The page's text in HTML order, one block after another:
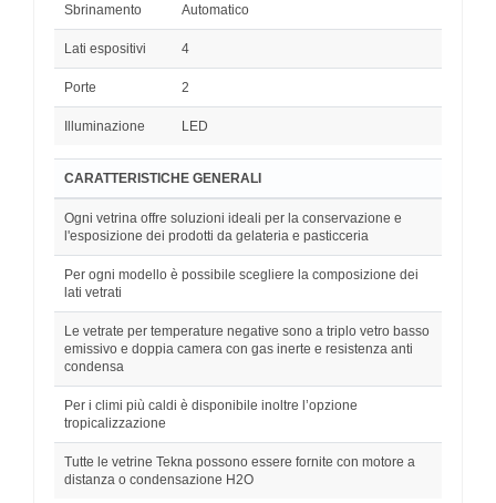
Sbrinamento Automatico
Lati espositivi 4
Porte 2
Illuminazione LED
CARATTERISTICHE GENERALI
Ogni vetrina offre soluzioni ideali per la conservazione e
l'esposizione dei prodotti da gelateria e pasticceria
Per ogni modello è possibile scegliere la composizione dei
lati vetrati
Le vetrate per temperature negative sono a triplo vetro basso
emissivo e doppia camera con gas inerte e resistenza anti
condensa
Per i climi più caldi è disponibile inoltre l’opzione
tropicalizzazione
Tutte le vetrine Tekna possono essere fornite con motore a
distanza o condensazione H2O